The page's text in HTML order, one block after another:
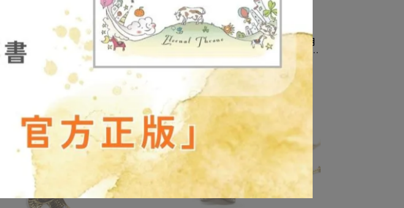
【Palnart Poc 官方正品】NE283 輕
飄飄兔子項鍊｜日本製 抓著蒲公英的
小冒險與蓬鬆毛茸 Fluffy
NT$972 NT$1,170
【Palnart Poc 官方正品】NE285 月
之種族貓頭鷹項鍊｜日本製 白臉角鴞
與月亮支配者 Midnight
NT$897NT$1,080